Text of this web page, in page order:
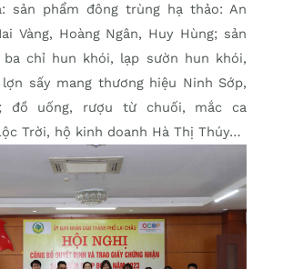
sản phẩm đông trùng hạ thảo: An
Vàng, Hoàng Ngân, Huy Hùng; sản
chỉ hun khói, lạp sườn hun khói,
sấy mang thương hiệu Ninh Sớp,
đồ uống, rượu từ chuối, mắc ca
Trời, hộ kinh doanh Hà Thị Thúy…